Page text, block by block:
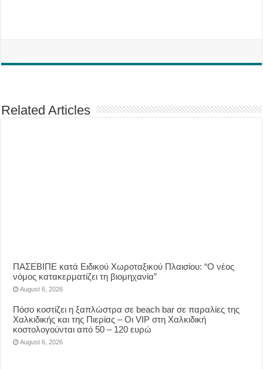
Related Articles
ΠΑΣΕΒΙΠΕ κατά Ειδικού Χωροταξικού Πλαισίου: “Ο νέος
νόμος κατακερματίζει τη βιομηχανία”
August 6, 2026
Πόσο κοστίζει η ξαπλώστρα σε beach bar σε παραλίες της
Χαλκιδικής και της Πιερίας – Οι VIP στη Χαλκιδική
κοστολογούνται από 50 – 120 ευρώ
August 6, 2026